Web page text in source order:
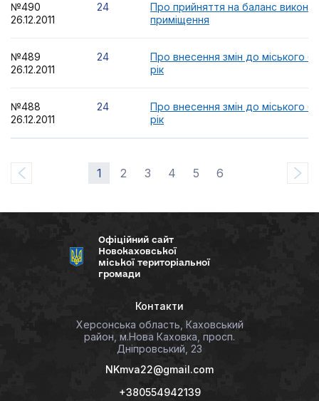
№490
26.12.2011
24
Про прийняття на баланс
приміщення
№489
26.12.2011
24
Про внесення змін до міського
рік
№488
26.12.2011
24
Про внесення змін до міського
рік
1 2 3 4 5 6
Офіційний сайт
Новокаховської
міської територіальної
громади
Контакти
Херсонська область, Каховський
район, м.Нова Каховка, просп.
Дніпровський, 23
NKmva22@gmail.com
+380554942139